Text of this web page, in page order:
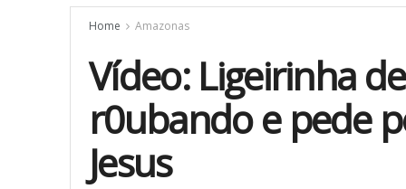
Home Amazonas
Vídeo: Ligeirinha
r0ubando e pede
Jesus